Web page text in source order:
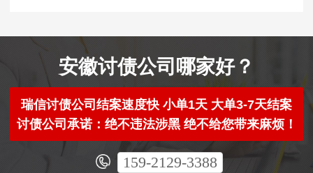
安徽讨债公司哪家好？
瑞信讨债公司结案速度快 小单1天 大单3-7天结案
讨债公司承诺：绝不违法涉黑 绝不给您带来麻烦！
159-2129-3388